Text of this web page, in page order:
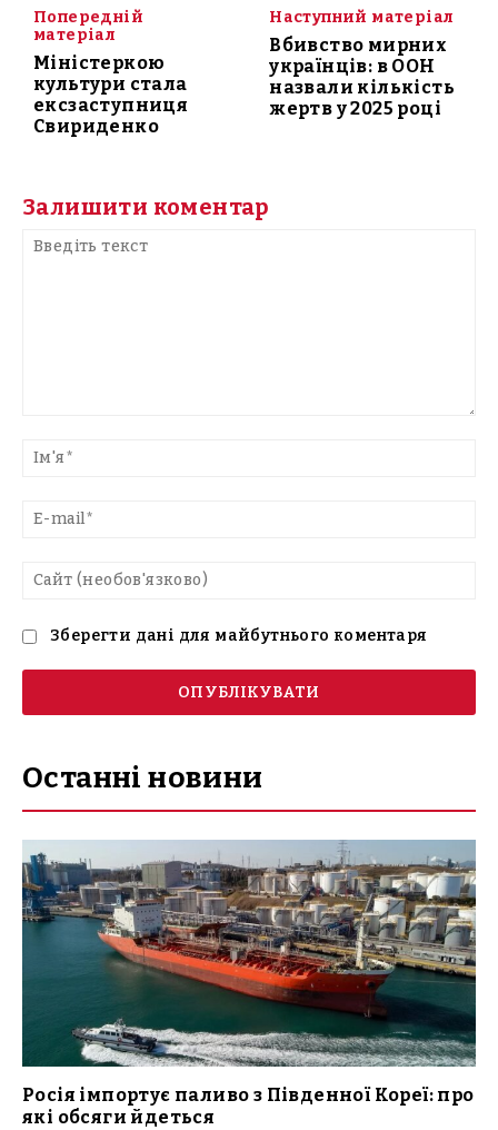
Попередній
матеріал
Міністеркою
культури стала
ексзаступниця
Свириденко
Наступний матеріал
Вбивство мирних
українців: в ООН
назвали кількість
жертв у 2025 році
Залишити коментар
текст
Зберегти дані для майбутнього коментаря
Останні новини
Росія імпортує паливо з Південної Кореї: про
які обсяги йдеться